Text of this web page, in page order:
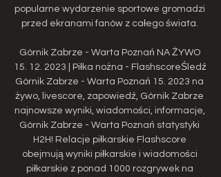
popularne wydarzenie sportowe gromadzi
przed ekranami fanów z całego świata.
Górnik Zabrze - Warta Poznań NA ŻYWO
15. 12. 2023 | Piłka nożna - FlashscoreŚledź
Górnik Zabrze - Warta Poznań 15. 2023 na
żywo, livescore, zapowiedź, Górnik Zabrze
najnowsze wyniki, wiadomości, informacje,
Górnik Zabrze - Warta Poznań statystyki
H2H! Relacje piłkarskie Flashscore
obejmują wyniki piłkarskie i wiadomości
piłkarskie z ponad 1000 rozgrywek na